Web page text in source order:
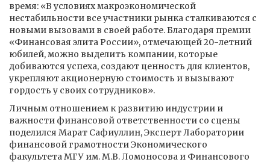
время: «В условиях макроэкономической
нестабильности все участники рынка сталкиваются с
новыми вызовами в своей работе. Благодаря премии
«Финансовая элита России», отмечающей 20-летний
юбилей, можно выделить компании, которые
добиваются успеха, создают ценность для клиентов,
укрепляют акционерную стоимость и вызывают
гордость у своих сотрудников».
Личным отношением к развитию индустрии и
важности финансовой ответственности со сцены
поделился Марат Сафиуллин, Эксперт Лаборатории
финансовой грамотности Экономического
факультета МГУ им. М.В. Ломоносова и Финансового